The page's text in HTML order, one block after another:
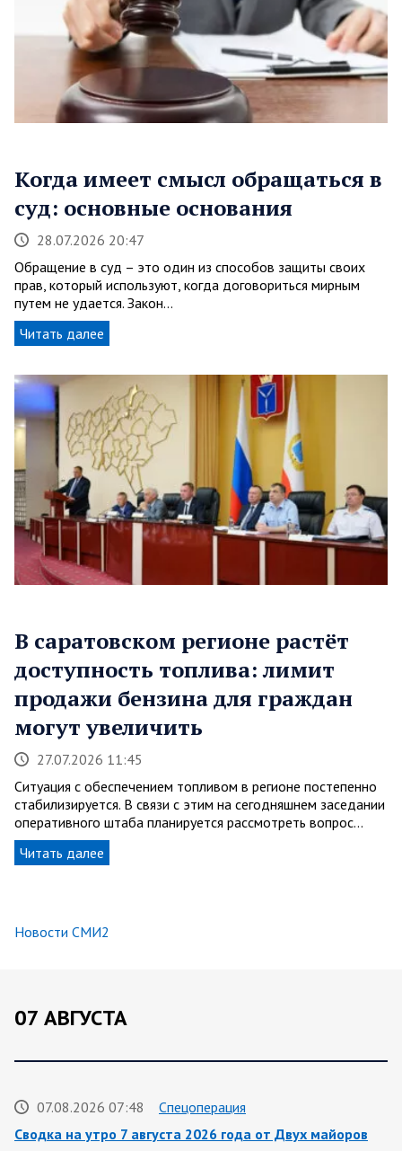
Когда имеет смысл обращаться в
суд: основные основания
28.07.2026 20:47
Обращение в суд – это один из способов защиты своих
прав, который используют, когда договориться мирным
путем не удается. Закон…
Читать далее
В саратовском регионе растёт
доступность топлива: лимит
продажи бензина для граждан
могут увеличить
27.07.2026 11:45
Ситуация с обеспечением топливом в регионе постепенно
стабилизируется. В связи с этим на сегодняшнем заседании
оперативного штаба планируется рассмотреть вопрос…
Читать далее
Новости СМИ2
07 АВГУСТА
07.08.2026 07:48
Спецоперация
Сводка на утро 7 августа 2026 года от Двух майоров